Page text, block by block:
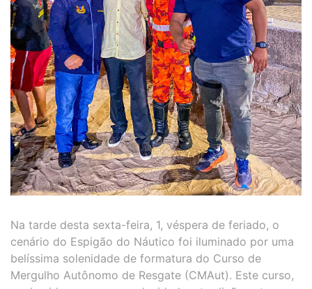
Na tarde desta sexta-feira, 1, véspera de feriado, o
cenário do Espigão do Náutico foi iluminado por uma
belíssima solenidade de formatura do Curso de
Mergulho Autônomo de Resgate (CMAut). Este curso,